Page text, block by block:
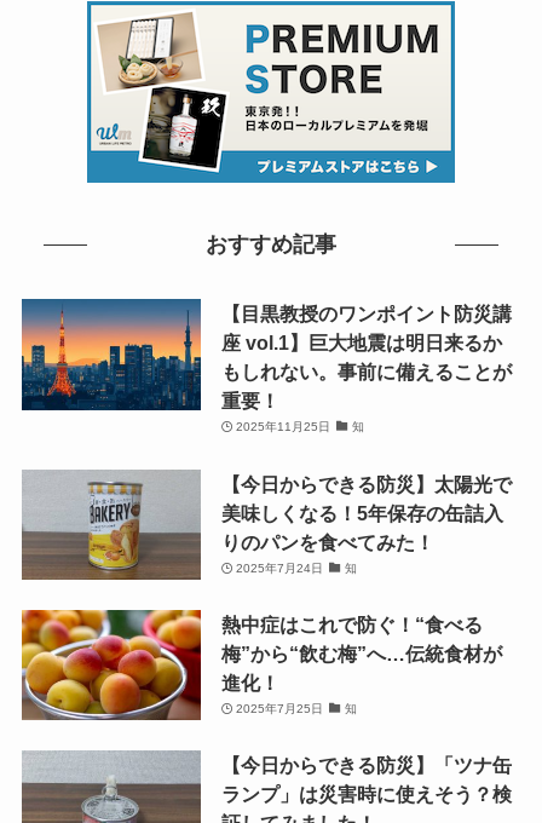
おすすめ記事
【目黒教授のワンポイント防災講
座 vol.1】巨大地震は明日来るか
もしれない。事前に備えることが
重要！
2025年11月25日 知
【今日からできる防災】太陽光で
美味しくなる！5年保存の缶詰入
りのパンを食べてみた！
2025年7月24日 知
熱中症はこれで防ぐ！“食べる
梅”から“飲む梅”へ…伝統食材が
進化！
2025年7月25日 知
【今日からできる防災】「ツナ缶
ランプ」は災害時に使えそう？検